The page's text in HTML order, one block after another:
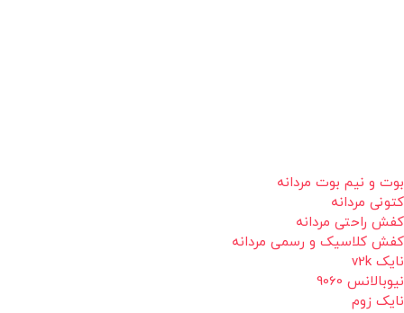
بوت و نیم بوت مردانه
کتونی مردانه
کفش راحتی مردانه
کفش کلاسیک و رسمی مردانه
نایک v2k
نیوبالانس 9060
نایک زوم